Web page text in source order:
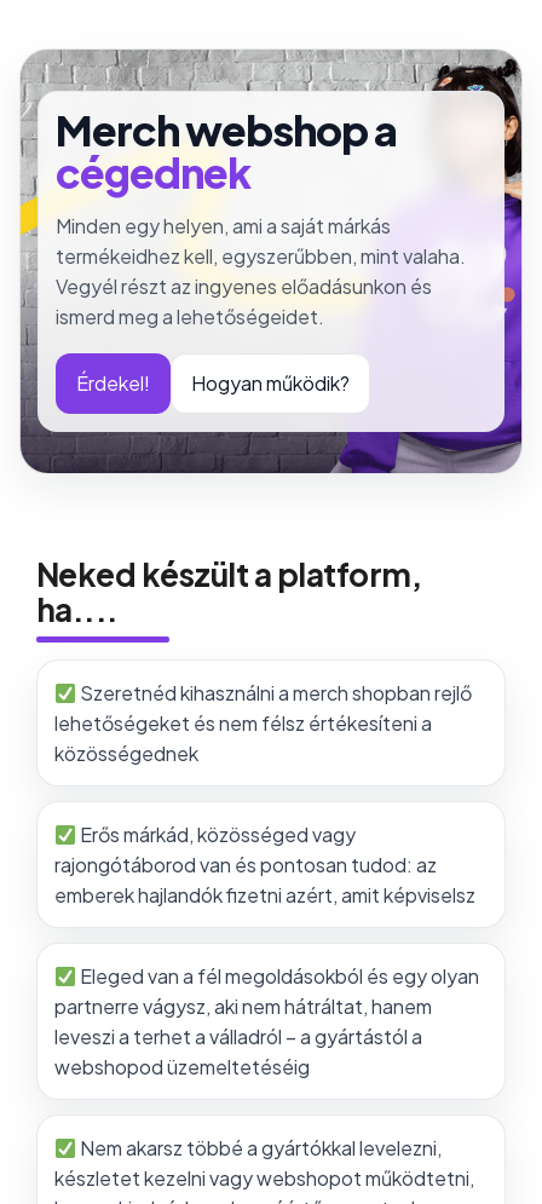
Merch webshop a
márkádnak
Minden egy helyen, ami a saját márkás
termékeidhez kell, egyszerűbben, mint valaha.
Vegyél részt az ingyenes előadásunkon és
ismerd meg a lehetőségeidet.
Érdekel! Hogyan működik?
Neked készült a platform,
ha....​
Szeretnéd kihasználni a merch shopban rejlő
lehetőségeket és nem félsz értékesíteni a
közösségednek
Erős márkád, közösséged vagy
rajongótáborod van és pontosan tudod: az
emberek hajlandók fizetni azért, amit képviselsz
Eleged van a fél megoldásokból és egy olyan
partnerre vágysz, aki nem hátráltat, hanem
leveszi a terhet a válladról – a gyártástól a
webshopod üzemeltetéséig
Nem akarsz többé a gyártókkal levelezni,
készletet kezelni vagy webshopot működtetni,